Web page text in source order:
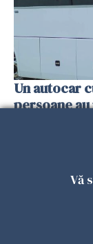
Un autocar
persoane
Vă